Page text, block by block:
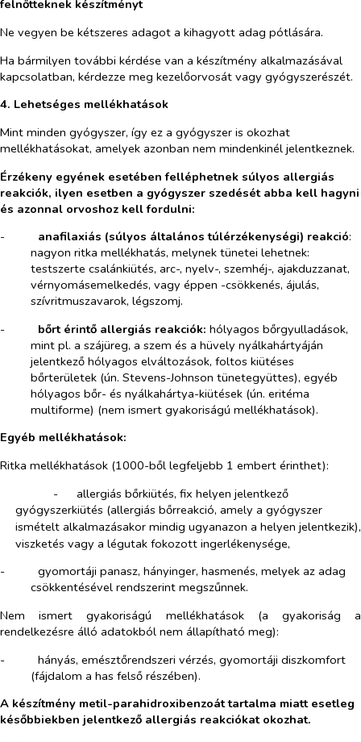
felnőtteknek készítményt
Ne vegyen be kétszeres adagot a kihagyott adag pótlására.
Ha bármilyen további kérdése van a készítmény alkalmazásával
kapcsolatban, kérdezze meg kezelőorvosát vagy gyógyszerészét.
4. Lehetséges mellékhatások
Mint minden gyógyszer, így ez a gyógyszer is okozhat
mellékhatásokat, amelyek azonban nem mindenkinél jelentkeznek.
Érzékeny egyének esetében felléphetnek súlyos allergiás
reakciók, ilyen esetben a gyógyszer szedését abba kell hagyni
és azonnal orvoshoz kell fordulni:
-​
anafilaxiás (súlyos általános túlérzékenységi) reakció:
nagyon ritka mellékhatás, melynek tünetei lehetnek:
testszerte csalánkiütés, arc-, nyelv-, szemhéj-, ajakduzzanat,
vérnyomásemelkedés, vagy éppen -csökkenés, ájulás,
szívritmuszavarok, légszomj.
-​
bőrt érintő allergiás reakciók: hólyagos bőrgyulladások,
mint pl. a szájüreg, a szem és a hüvely nyálkahártyáján
jelentkező hólyagos elváltozások, foltos kiütéses
bőrterületek (ún. Stevens-Johnson tünetegyüttes), egyéb
hólyagos bőr- és nyálkahártya-kiütések (ún. eritéma
multiforme) (nem ismert gyakoriságú mellékhatások).
Egyéb mellékhatások:
Ritka mellékhatások (1000-ből legfeljebb 1 embert érinthet):
-​
allergiás bőrkiütés, fix helyen jelentkező
gyógyszerkiütés (allergiás bőrreakció, amely a gyógyszer
ismételt alkalmazásakor mindig ugyanazon a helyen jelentkezik),
viszketés vagy a légutak fokozott ingerlékenysége,
-​
gyomortáji panasz, hányinger, hasmenés, melyek az adag
csökkentésével rendszerint megszűnnek.
Nem ismert gyakoriságú mellékhatások (a gyakoriság a
rendelkezésre álló adatokból nem állapítható meg):
-​
hányás, emésztőrendszeri vérzés, gyomortáji diszkomfort
(fájdalom a has felső részében).
A készítmény metil-parahidroxibenzoát tartalma miatt esetleg
későbbiekben jelentkező allergiás reakciókat okozhat.